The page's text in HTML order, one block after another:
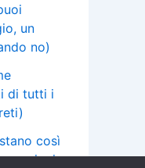
un
no)
di tutti i
così